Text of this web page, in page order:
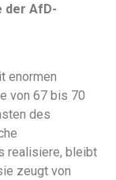
der AfD-
enormen
von 67 bis 70
des
realisiere, bleibt
zeugt von